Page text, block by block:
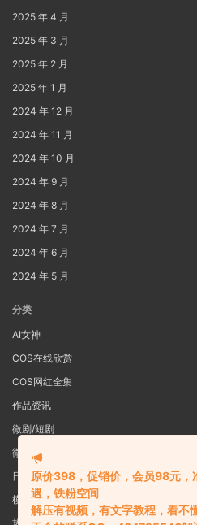
2025 年 4 月
2025 年 3 月
2025 年 2 月
2025 年 1 月
2024 年 12 月
2024 年 11 月
2024 年 10 月
2024 年 9 月
2024 年 8 月
2024 年 7 月
2024 年 6 月
2024 年 5 月
分类
AI女神
COS在线欣赏
COS网红全集
作品资讯
微剧/短剧
微密圈
日系写真
模特女神
热舞视频
原价398，促销价，会员98元
遇，铁粉空间
解压有视频，有文字教程，看不